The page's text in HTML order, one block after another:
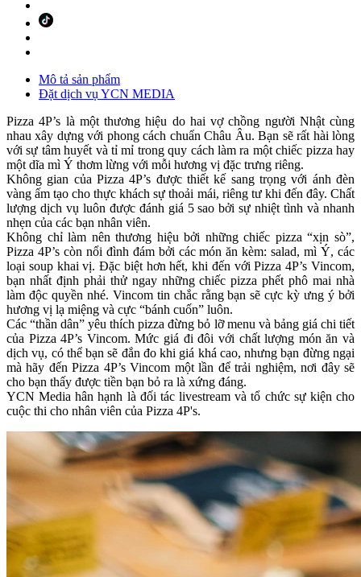
Mô tả sản phẩm
Đặt dịch vụ YCN MEDIA
Pizza 4P’s là một thương hiệu do hai vợ chồng người Nhật cùng
nhau xây dựng với phong cách chuẩn Châu Âu. Bạn sẽ rất hài lòng
với sự tâm huyết và tỉ mỉ trong quy cách làm ra một chiếc pizza hay
một dĩa mì Ý thơm lừng với mỗi hương vị đặc trưng riêng.
Không gian của Pizza 4P’s được thiết kế sang trọng với ánh đèn
vàng ấm tạo cho thực khách sự thoải mái, riêng tư khi đến đây. Chất
lượng dịch vụ luôn được đánh giá 5 sao bởi sự nhiệt tình và nhanh
nhẹn của các bạn nhân viên.
Không chỉ làm nên thương hiệu bởi những chiếc pizza “xịn sò”,
Pizza 4P’s còn nổi đình đám bởi các món ăn kèm: salad, mì Ý, các
loại soup khai vị. Đặc biệt hơn hết, khi đến với Pizza 4P’s Vincom,
bạn nhất định phải thử ngay những chiếc pizza phết phô mai nhà
làm độc quyền nhé. Vincom tin chắc rằng bạn sẽ cực kỳ ưng ý bởi
hương vị lạ miệng và cực “bánh cuốn” luôn.
Các “thần dân” yêu thích pizza đừng bỏ lỡ menu và bảng giá chi tiết
của Pizza 4P’s Vincom. Mức giá đi đôi với chất lượng món ăn và
dịch vụ, có thể bạn sẽ đắn đo khi giá khá cao, nhưng bạn đừng ngại
mà hãy đến Pizza 4P’s Vincom một lần để trải nghiệm, nơi đây sẽ
cho bạn thấy được tiền bạn bỏ ra là xứng đáng.
YCN Media hân hạnh là đối tác livestream và tổ chức sự kiện cho
cuộc thi cho nhân viên của Pizza 4P's.